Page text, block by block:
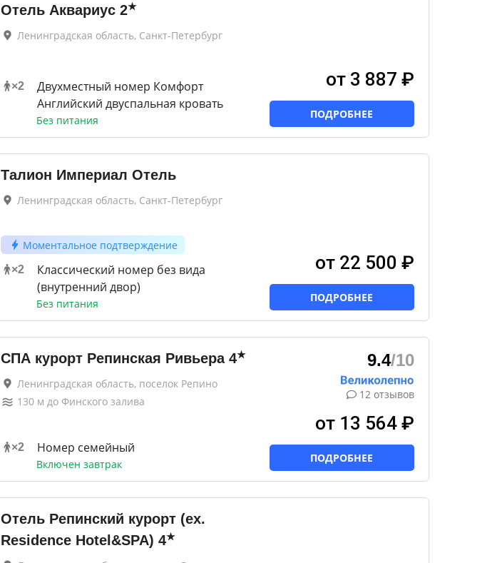
Отель Аквариус 2★
Ленинградская область, Санкт-Петербург
×2
Двухместный номер Комфорт
Английский двуспальная кровать
Без питания
от 3 887 ₽
ПОДРОБНЕЕ
Талион Империал Отель
Ленинградская область, Санкт-Петербург
Моментальное подтверждение
×2
Классический номер без вида
(внутренний двор)
Без питания
от 22 500 ₽
ПОДРОБНЕЕ
СПА курорт Репинская Ривьера 4★
Ленинградская область, поселок Репино
130м до Финского залива
×2 Номер семейный
Включен завтрак
9.4/10
12 отзывов
от 13 564 ₽
ПОДРОБНЕЕ
Отель Репинский курорт (ex.
Residence Hotel&SPA) 4★